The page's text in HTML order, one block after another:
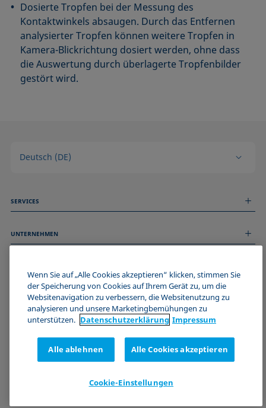
Dosierte Tropfen bei der Messung des
Kontaktwinkels absaugen. Durch das Entfernen
analysierter Tropfen können weitere Tropfen in
Kamera-Blickrichtung dosiert werden, ohne dass
die Auswertung durch überlagerte Tropfenbilder
gestört wird.
Deutsch (DE)
SERVICES
Technischer Service
UNTERNEHMEN
Stellenangebote
Events
Impressum
Datenschutzerklärung
Cookie-Richtlinie
Zertifizierungen (ISO 9001)
Newsletter-Anmeldung
WERDE TEIL DER KRÜSS COMMUNITY
Wenn Sie auf „Alle Cookies akzeptieren“ klicken, stimmen Sie
der Speicherung von Cookies auf Ihrem Gerät zu, um die
Websitenavigation zu verbessern, die Websitenutzung zu
analysieren und unsere Marketingbemühungen zu
unterstützen. Datenschutz­erklärung Impressum
Alle ablehnen Alle Cookies akzeptieren
Cookie-Einstellungen